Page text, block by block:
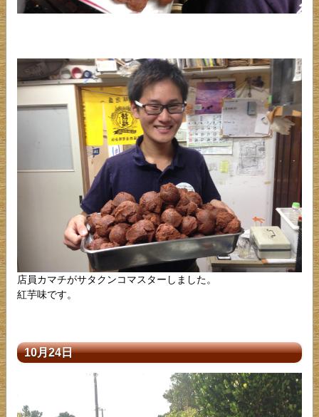
店員カマチがサタクンコマスターしました。
紅芋味です。
10月24日